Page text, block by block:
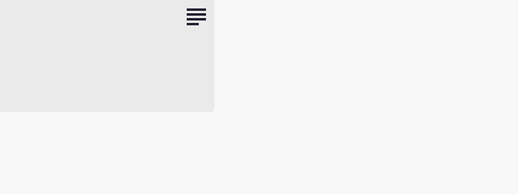
subject